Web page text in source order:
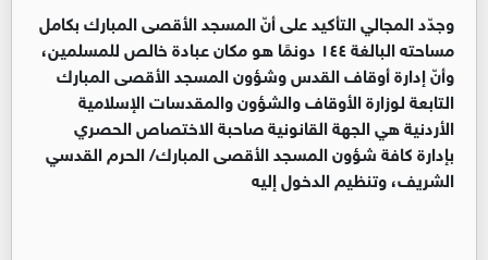
‏وجدّد المجالي التأكيد على أنّ المسجد الأقصى المبارك بكامل
مساحته البالغة ١٤٤ دونمًا هو مكان عبادة خالص للمسلمين،
وأنّ إدارة أوقاف القدس وشؤون المسجد الأقصى المبارك
التابعة لوزارة الأوقاف والشؤون والمقدسات الإسلامية
الأردنية هي الجهة القانونية صاحبة الاختصاص الحصري
بإدارة كافة شؤون المسجد الأقصى المبارك/ الحرم القدسي
الشريف، وتنظيم الدخول إليه